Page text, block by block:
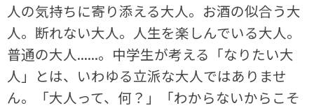
人の気持ちに寄り添える大人。お酒の似合う大
人。断れない大人。人生を楽しんでいる大人。
普通の大人......。中学生が考える「なりたい大
人」とは、いわゆる立派な大人ではありませ
ん。「大人って、何？」「わからないからこそ